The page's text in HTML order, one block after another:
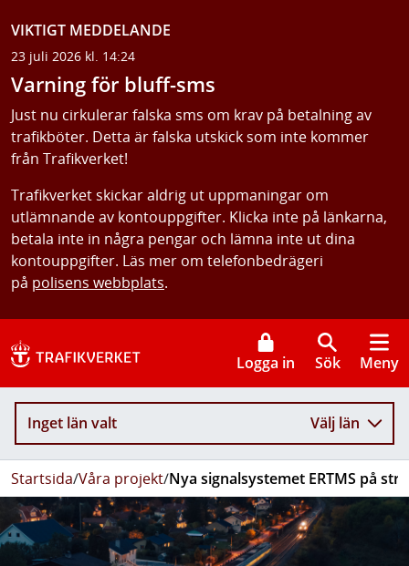
VIKTIGT MEDDELANDE
23 juli 2026 kl. 14:24
Varning för bluff-sms
Just nu cirkulerar falska sms om krav på betalning av
trafikböter. Detta är falska utskick som inte kommer
från Trafikverket!
Trafikverket skickar aldrig ut uppmaningar om
utlämnande av kontouppgifter. Klicka inte på länkarna,
betala inte in några pengar och lämna inte ut dina
kontouppgifter. Läs mer om telefonbedrägeri
på polisens webbplats.
Logga in Sök Meny
Inget län valt Välj län
Startsida/Våra projekt/Nya signalsystemet ERTMS på